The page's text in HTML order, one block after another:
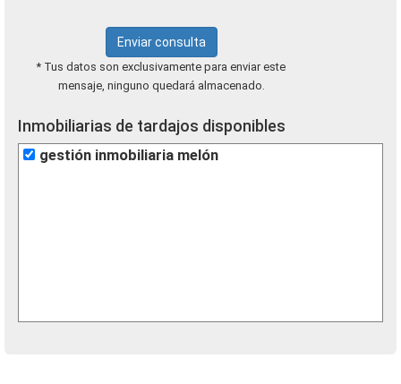
Enviar consulta
* Tus datos son exclusivamente para enviar este
mensaje, ninguno quedará almacenado.
Inmobiliarias de tardajos disponibles
gestión inmobiliaria melón